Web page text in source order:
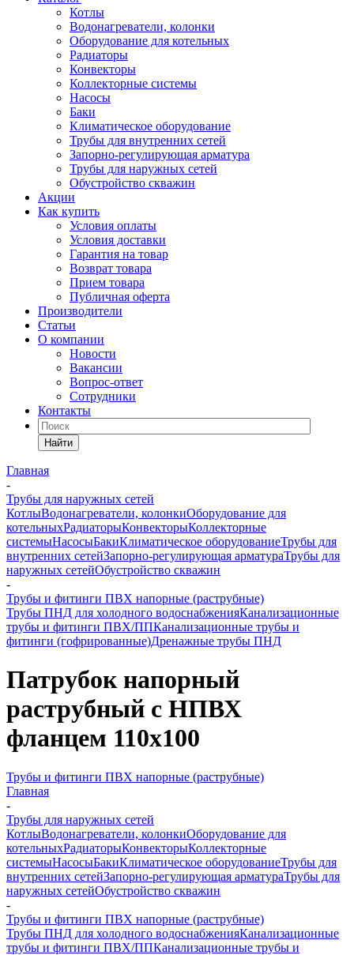
Котлы
Водонагреватели, колонки
Оборудование для котельных
Радиаторы
Конвекторы
Коллекторные системы
Насосы
Баки
Климатическое оборудование
Трубы для внутренних сетей
Запорно-регулирующая арматура
Трубы для наружных сетей
Обустройство скважин
Акции
Как купить
Условия оплаты
Условия доставки
Гарантия на товар
Возврат товара
Прием товара
Публичная оферта
Производители
Статьи
О компании
Новости
Вакансии
Вопрос-ответ
Сотрудники
Контакты
Найти
Главная
-
Трубы для наружных сетей
КотлыВодонагреватели, колонкиОборудование для
котельныхРадиаторыКонвекторыКоллекторные
системыНасосыБакиКлиматическое оборудованиеТрубы для
внутренних сетейЗапорно-регулирующая арматураТрубы для
наружных сетейОбустройство скважин
-
Трубы и фитинги ПВХ напорные (раструбные)
Трубы ПНД для холодного водоснабженияКанализационные
трубы и фитинги ПВХ/ППКанализационные трубы и
фитинги (гофрированные)Дренажные трубы ПНД
Патрубок напорный
раструбный с НПВХ
фланцем 110x100
Трубы и фитинги ПВХ напорные (раструбные)
Главная
-
Трубы для наружных сетей
КотлыВодонагреватели, колонкиОборудование для
котельныхРадиаторыКонвекторыКоллекторные
системыНасосыБакиКлиматическое оборудованиеТрубы для
внутренних сетейЗапорно-регулирующая арматураТрубы для
наружных сетейОбустройство скважин
-
Трубы и фитинги ПВХ напорные (раструбные)
Трубы ПНД для холодного водоснабженияКанализационные
трубы и фитинги ПВХ/ППКанализационные трубы и